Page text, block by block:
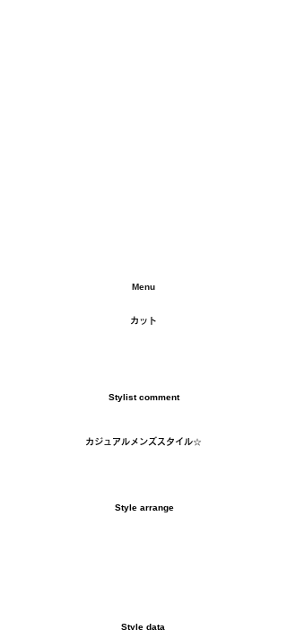
​Menu
カット
​Stylist comment
カジュアルメンズスタイル☆
​Style arrange
​Style data